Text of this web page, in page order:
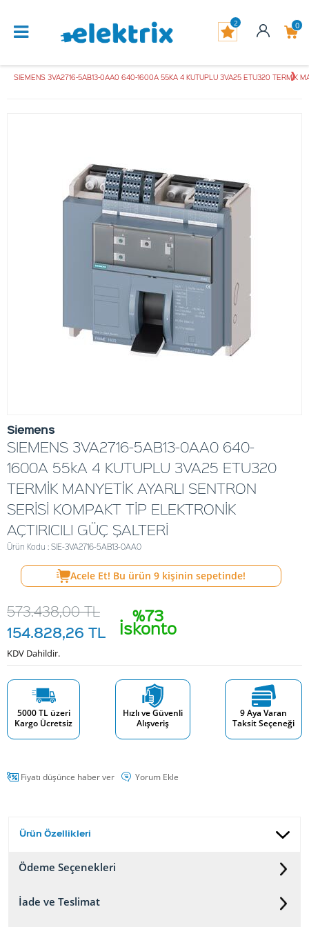
0
2
SIEMENS 3VA2716-5AB13-0AA0 640-1600A 55KA 4 KUTUPLU 3VA25 ETU320 TERMİK
Siemens
SIEMENS 3VA2716-5AB13-0AA0 640-
1600A 55kA 4 KUTUPLU 3VA25 ETU320
TERMİK MANYETİK AYARLI SENTRON
SERİSİ KOMPAKT TİP ELEKTRONİK
AÇTIRICILI GÜÇ ŞALTERİ
Ürün Kodu : SIE-3VA2716-5AB13-0AA0
Acele Et! Bu ürün 9 kişinin sepetinde!
%73
İskonto
573.438,00TL
154.828,26 TL
KDV Dahildir.
5000 TL üzeri
Kargo Ücretsiz
Hızlı ve Güvenli
Alışveriş
9 Aya Varan
Taksit Seçeneği
Fiyatı düşünce haber ver Yorum Ekle
Ürün Özellikleri
Ödeme Seçenekleri
İade ve Teslimat